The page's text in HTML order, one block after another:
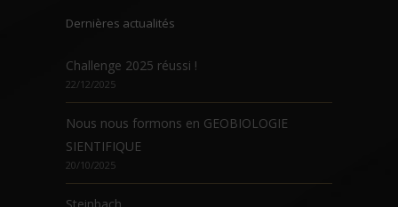
Dernières actualités
Challenge 2025 réussi !
22/12/2025
Nous nous formons en GEOBIOLOGIE
SIENTIFIQUE
20/10/2025
Steinbach